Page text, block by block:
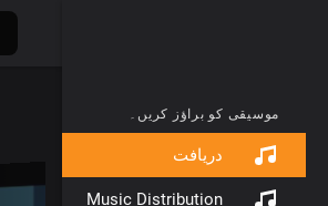
موسیقی کو براؤز کریں۔
دریافت
Music Distribution